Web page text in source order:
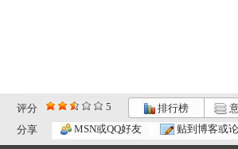
评分 5 排行榜
分享
MSN或QQ好友 贴到博客或